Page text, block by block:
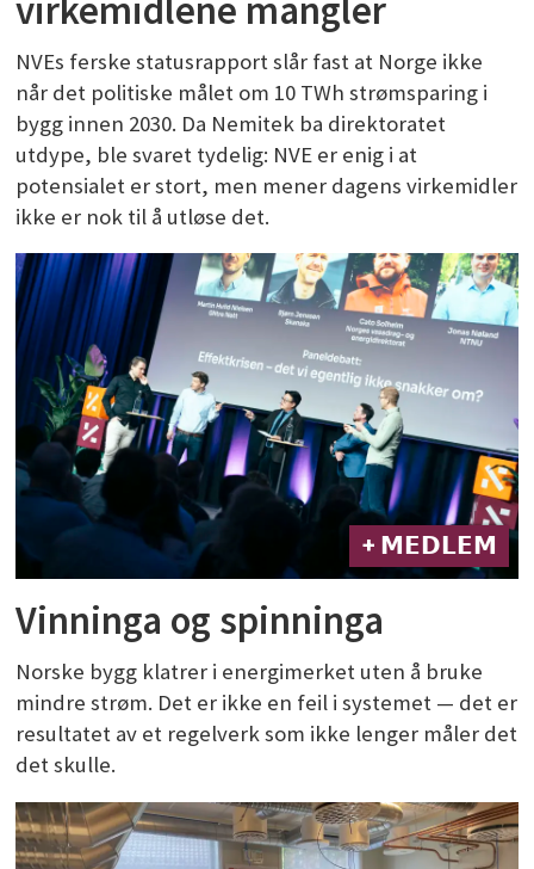
NVEs ferske statusrapport slår fast at Norge ikke
når det politiske målet om 10 TWh strømsparing i
bygg innen 2030. Da Nemitek ba direktoratet
utdype, ble svaret tydelig: NVE er enig i at
potensialet er stort, men mener dagens virkemidler
ikke er nok til å utløse det.
+ 𝗠𝗘𝗗𝗟𝗘𝗠
Vinninga og spinninga
Norske bygg klatrer i energimerket uten å bruke
mindre strøm. Det er ikke en feil i systemet — det er
resultatet av et regelverk som ikke lenger måler det
det skulle.